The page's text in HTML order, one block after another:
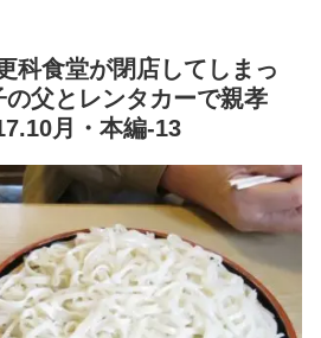
科食堂が閉店してしまっ
父とレンタカーで親孝
月・本編-13